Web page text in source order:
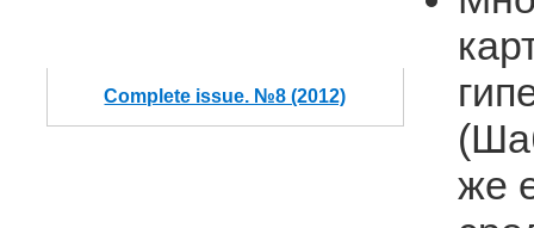
Complete issue. №8 (2012)
же